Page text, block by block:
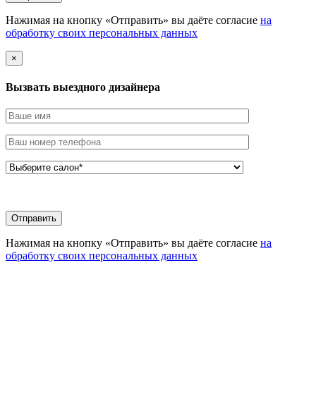
Нажимая на кнопку «Отправить» вы даёте согласие на
обработку своих персональных данных
×
Вызвать выездного дизайнера
Нажимая на кнопку «Отправить» вы даёте согласие на
обработку своих персональных данных